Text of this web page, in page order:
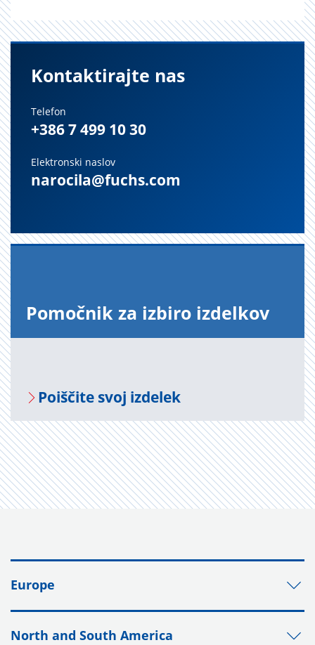
Kontaktirajte nas
Telefon
+386 7 499 10 30
Elektronski naslov
narocila@fuchs.com
Po­moč­nik za iz­bi­ro iz­del­kov
Po­i­šči­te svoj iz­de­lek
Europe
North and South America